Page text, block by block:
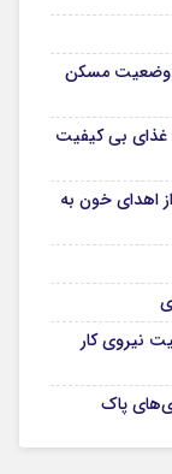
تا وضعیت مسکن
غذای بی کیفیت
از اهدای خون به
نیروی کار
پاک